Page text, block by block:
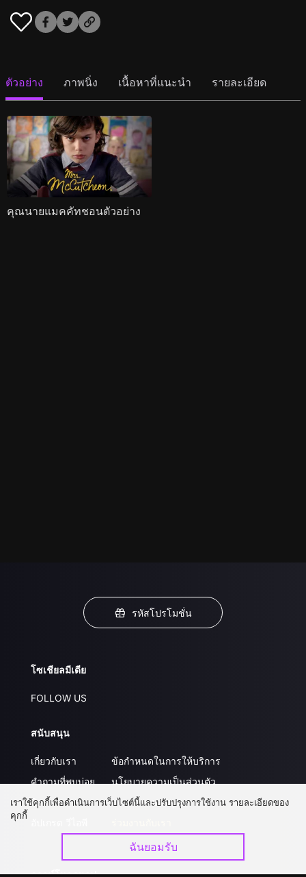
ตัวอย่าง ภาพนิ่ง เนื้อหาที่แนะนำ รายละเอียด
คุณนายแมคคัทชอนตัวอย่าง
รหัสโปรโมชั่น
โซเชียลมีเดีย
FOLLOW US
สนับสนุน
เกี่ยวกับเรา
คำถามที่พบบ่อย
ติดต่อเรา
ข้อกำหนดในการให้บริการ
นโยบายความเป็นส่วนตัว
ส่งผลงานของคุณ
ดาวน์โหลดแอป
เราใช้คุกกี้เพื่อดำเนินการเว็บไซต์นี้และปรับปรุงการใช้งาน รายละเอียดของ
คุกกี้
ฉันยอมรับ